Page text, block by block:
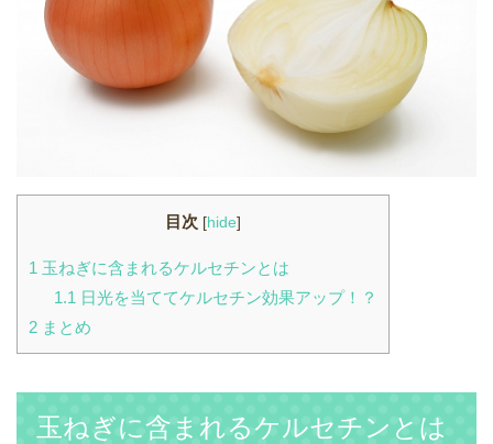
目次 [hide]
1 玉ねぎに含まれるケルセチンとは
1.1日光を当ててケルセチン効果アップ！？
2 まとめ
玉ねぎに含まれるケルセチンとは